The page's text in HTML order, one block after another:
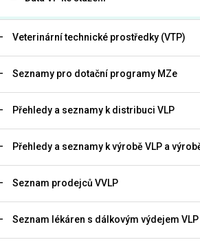
Veterinární technické prostředky (VTP)
Seznamy pro dotační programy MZe
Přehledy a seznamy k distribuci VLP
Přehledy a seznamy k výrobě VLP a
Seznam prodejců VVLP
Seznam lékáren s dálkovým výdejem VLP